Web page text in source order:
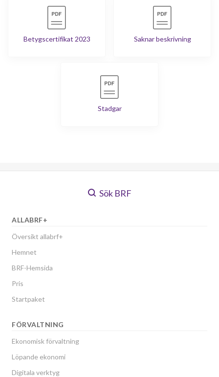
Betygscertifikat 2023 Saknar beskrivning
Stadgar
Sök BRF
ALLABRF+
Översikt allabrf+
Hemnet
BRF-Hemsida
Pris
Startpaket
FÖRVALTNING
Ekonomisk förvaltning
Löpande ekonomi
Digitala verktyg